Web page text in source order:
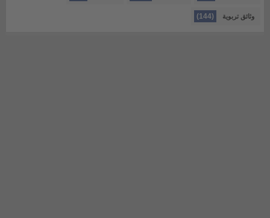
وثائق تربوية (144)